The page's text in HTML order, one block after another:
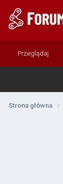
Przeglądaj
Strona główna